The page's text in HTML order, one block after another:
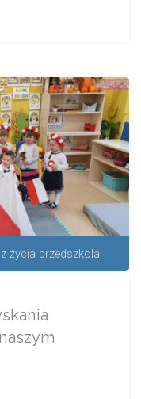
życia przedszkola